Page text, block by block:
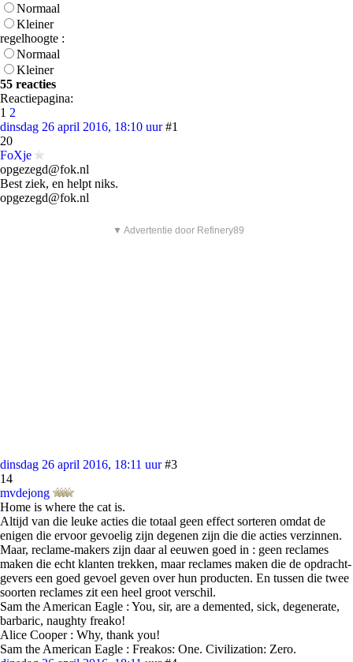
Normaal
Kleiner
regelhoogte :
Normaal
Kleiner
55 reacties
Reactiepagina:
1 2
dinsdag 26 april 2016, 18:10 uur #1
20
FoXje
opgezegd@fok.nl
Best ziek, en helpt niks.
opgezegd@fok.nl
▼ Advertentie door Refinery89
dinsdag 26 april 2016, 18:11 uur #3
14
mvdejong
Home is where the cat is.
Altijd van die leuke acties die totaal geen effect sorteren omdat de
enigen die ervoor gevoelig zijn degenen zijn die die acties verzinnen.
Maar, reclame-makers zijn daar al eeuwen goed in : geen reclames
maken die echt klanten trekken, maar reclames maken die de opdracht-
gevers een goed gevoel geven over hun producten. En tussen die twee
soorten reclames zit een heel groot verschil.
Sam the American Eagle : You, sir, are a demented, sick, degenerate,
barbaric, naughty freako!
Alice Cooper : Why, thank you!
Sam the American Eagle : Freakos: One. Civilization: Zero.